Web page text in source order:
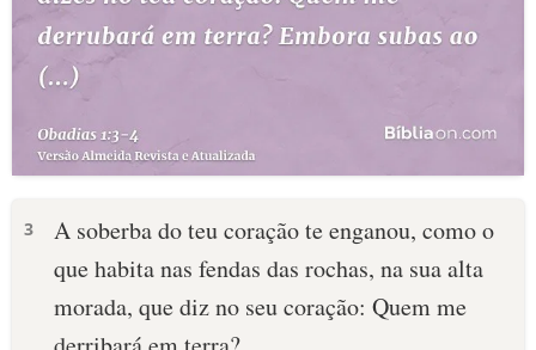
3
A soberba do teu coração te enganou, como o
que habita nas fendas das rochas, na sua alta
morada, que diz no seu coração: Quem me